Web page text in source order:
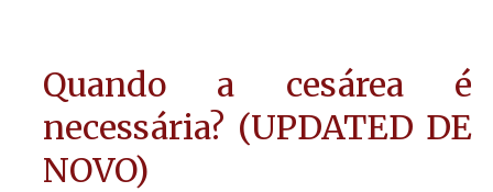
Quando a cesárea é
necessária? (UPDATED DE
NOVO)